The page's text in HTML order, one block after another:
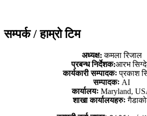
सम्पर्क / हाम्रो टिम
अध्यक्ष:कमला रिजाल
प्रबन्ध निर्देशक:आरभ
कार्यकारी सम्पादकःप्रकाश
सम्पादकः AI
कार्यालयः Maryland,
शाखा कार्यालयहरुः